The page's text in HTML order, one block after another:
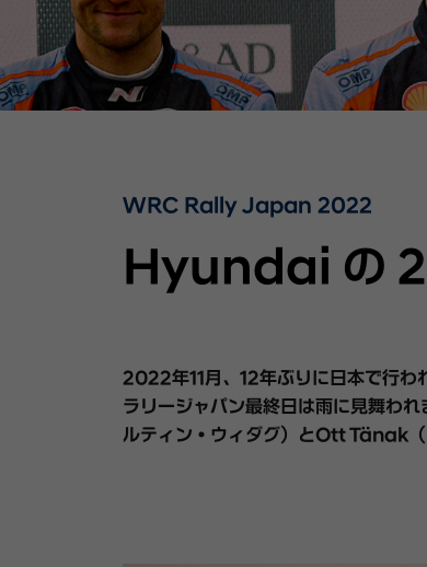
WRC Rally Japan 2022
Hyundai の 2
2022年11月、12年ぶりに日本で行
ラリージャパン最終日は雨に見舞
ルティン・ウィダグ）とOtt Tänak